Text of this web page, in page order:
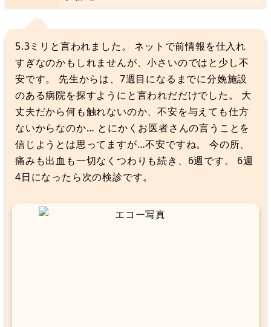
5.3ミリと言われました。 ネットで前情報を仕入れ
すぎなのかもしれませんが、小さいのではと少し不
安です。 先生からは、7週目になるまでに分娩施設
のある病院を探すようにと言われだだけでした。 大
丈夫だから何も触れないのか、不安を与えても仕方
ないからなのか… とにかくお医者さんの言うことを
信じようとは思ってますが…不安ですね。 今の所、
痛みも出血も一切なくつわりも続き、6週です。 6週
4日になったら次の検診です。